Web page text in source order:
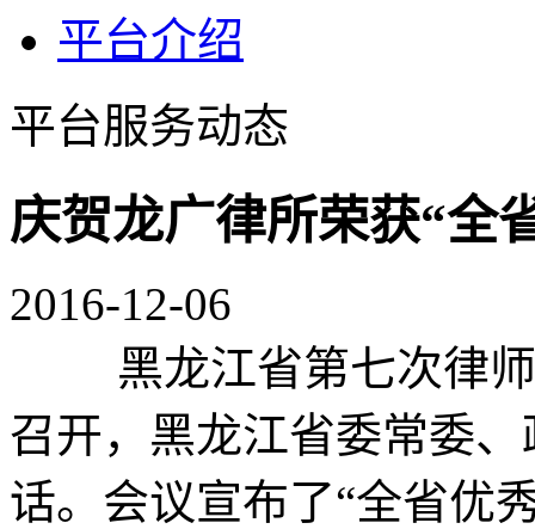
平台介绍
平台服务动态
庆贺龙广律所荣获“全
2016-12-06
黑龙江省第七次律师
召开，黑龙江省委常委
话。会议宣布了“全省优